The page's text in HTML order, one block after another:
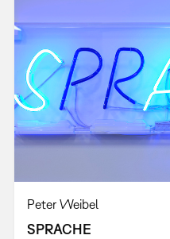
Peter Weibel
SPRACHE